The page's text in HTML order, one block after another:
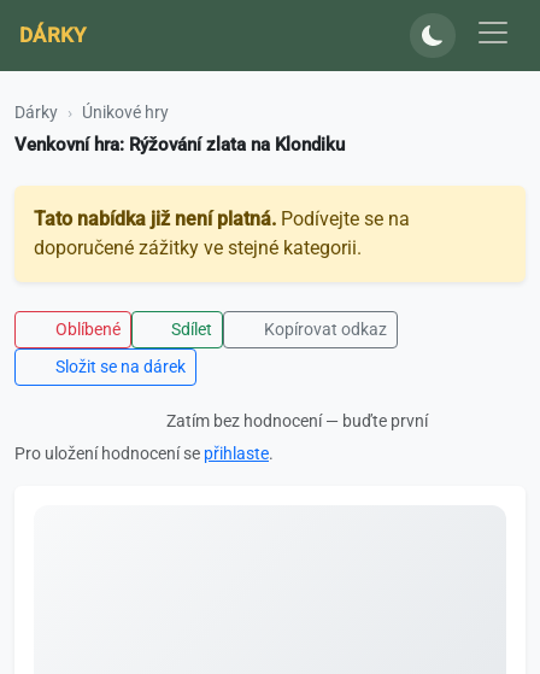
DÁRKY
Dárky Únikové hry
Venkovní hra: Rýžování zlata na Klondiku
Tato nabídka již není platná. Podívejte se na
doporučené zážitky ve stejné kategorii.
Oblíbené Sdílet
Kopírovat odkaz
Složit se na dárek
Zatím bez hodnocení — buďte první
Pro uložení hodnocení se přihlaste.